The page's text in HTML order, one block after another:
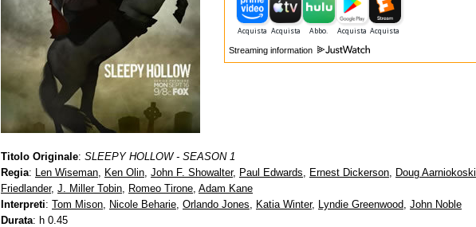
Streaming information
Titolo Originale: SLEEPY HOLLOW - SEASON 1
Regia: Len Wiseman, Ken Olin, John F. Showalter, Paul Edwards, Ernest Dickerson, Doug Aarniokoski
Friedlander, J. Miller Tobin, Romeo Tirone, Adam Kane
Interpreti: Tom Mison, Nicole Beharie, Orlando Jones, Katia Winter, Lyndie Greenwood, John Noble
Durata: h 0.45